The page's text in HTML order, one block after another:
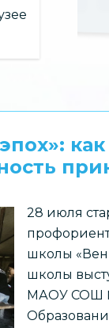
28 июля
школы
школы
МАОУ СОШ №